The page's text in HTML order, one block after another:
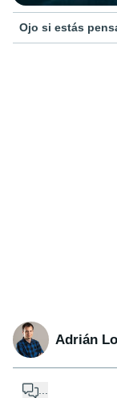
Ojo si estás
Adrián
...